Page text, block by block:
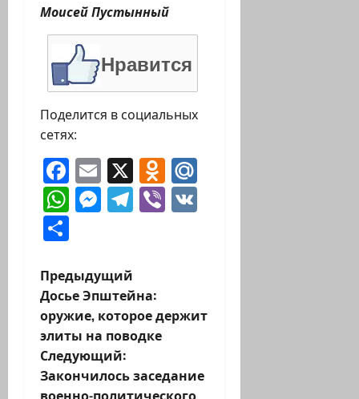
Моисей Пустынный
Нравится
Поделится в социальных
сетях:
Facebook
Email
X Odnoklassniki
WhatsApp
Messenger
Telegram
Viber
Н
а
в
и
Предыдущий
Досье Эпштейна:
оружие, которое держит
элиты на поводке
Следующий:
Закончилось заседание